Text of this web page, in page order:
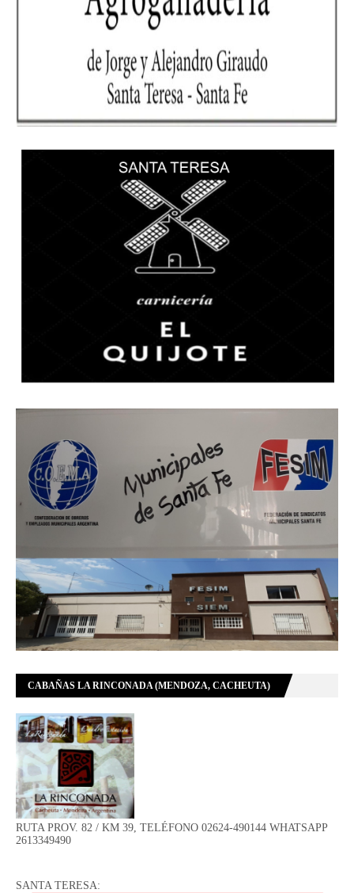
CABAÑAS LA RINCONADA (MENDOZA, CACHEUTA)
RUTA PROV. 82 / KM 39, TELÉFONO 02624-490144 WHATSAPP
2613349490
SANTA TERESA: